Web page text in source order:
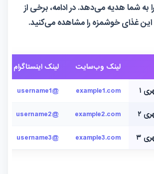
به شما هدیه می‌دهد. در ادامه، برخی از
این غذای خوشمزه را مشاهده می‌کنید.
لینک وب‌سایت لینک اینستاگرام
۱ example1.com
@username1
۲ example2.com
@username2
۳ example3.com
@username3